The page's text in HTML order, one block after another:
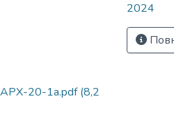
20-1а.pdf(8,2
2024